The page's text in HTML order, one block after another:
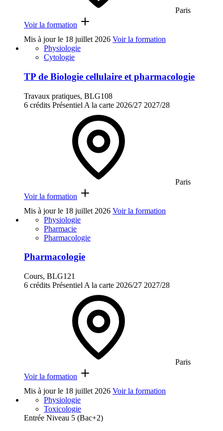
Paris
Voir la formation
Mis à jour le 18 juillet 2026 Voir la formation
Physiologie
Cytologie
TP de Biologie cellulaire et pharmacologie
Travaux pratiques, BLG108
6 crédits Présentiel A la carte 2026/27 2027/28
Paris
Voir la formation
Mis à jour le 18 juillet 2026 Voir la formation
Physiologie
Pharmacie
Pharmacologie
Pharmacologie
Cours, BLG121
6 crédits Présentiel A la carte 2026/27 2027/28
Paris
Voir la formation
Mis à jour le 18 juillet 2026 Voir la formation
Physiologie
Toxicologie
Entrée Niveau 5 (Bac+2)